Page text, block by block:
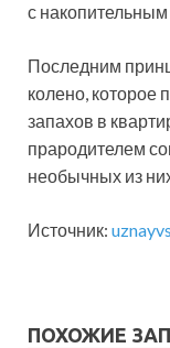
с
Последним
колено, которое
запахов в
прародителем
необычных из
Источник:
ПОХОЖИЕ